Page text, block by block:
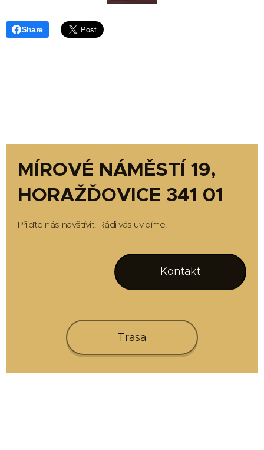
Share
MÍROVÉ NÁMĚSTÍ 19,
HORAŽĎOVICE 341 01
Přijďte nás navštívit. Rádi vás uvidíme.
Kontakt
Trasa